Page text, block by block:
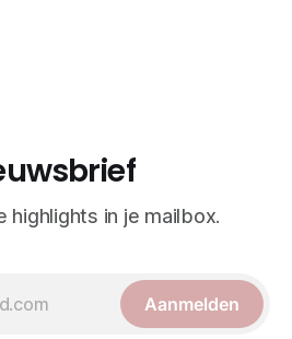
en bijna driedimensionale
highlights in je mailbox.
Aanmelden